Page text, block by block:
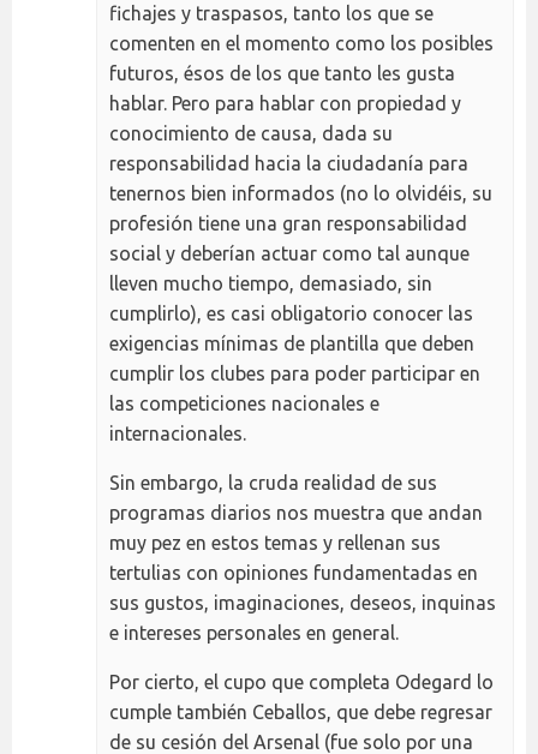
fichajes y traspasos, tanto los que se
comenten en el momento como los posibles
futuros, ésos de los que tanto les gusta
hablar. Pero para hablar con propiedad y
conocimiento de causa, dada su
responsabilidad hacia la ciudadanía para
tenernos bien informados (no lo olvidéis, su
profesión tiene una gran responsabilidad
social y deberían actuar como tal aunque
lleven mucho tiempo, demasiado, sin
cumplirlo), es casi obligatorio conocer las
exigencias mínimas de plantilla que deben
cumplir los clubes para poder participar en
las competiciones nacionales e
internacionales.
Sin embargo, la cruda realidad de sus
programas diarios nos muestra que andan
muy pez en estos temas y rellenan sus
tertulias con opiniones fundamentadas en
sus gustos, imaginaciones, deseos, inquinas
e intereses personales en general.
Por cierto, el cupo que completa Odegard lo
cumple también Ceballos, que debe regresar
de su cesión del Arsenal (fue solo por una